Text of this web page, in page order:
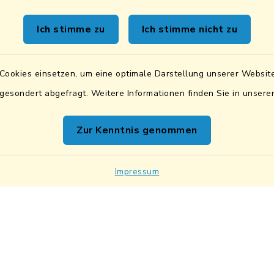
Ich stimme zu Ich stimme nicht zu
einsetzen, um eine optimale Darstellung unserer
abgefragt. Weitere Informationen finden Sie in
Zur Kenntnis genommen
Impressum
BIC: BYLADEM1SAD
VR Bank Mittlere
DE87 7506 9171
BIC: GENODEF1SWD
UID:DE131842019